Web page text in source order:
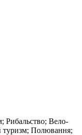
Рибальство; Вело-
туризм; Полювання;